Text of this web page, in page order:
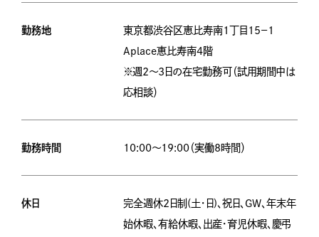
勤務地
東京都渋谷区恵比寿南1丁目15−1
Aplace恵比寿南4階
※週2～3日の在宅勤務可（試用期間中は
応相談）
勤務時間 10:00～19:00（実働8時間）
休日
完全週休2日制(土・日)、祝日、GW、年末年
始休暇、有給休暇、出産・育児休暇、慶弔